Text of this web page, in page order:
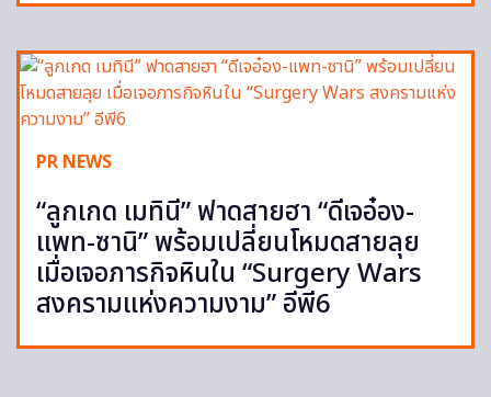
PR NEWS
“ลูกเกด เมทินี” ฟาดสายฮา “ดีเจอ๋อง-
แพท-ซานิ” พร้อมเปลี่ยนโหมดสายลุย
เมื่อเจอภารกิจหินใน “Surgery Wars
สงครามแห่งความงาม” อีพี6